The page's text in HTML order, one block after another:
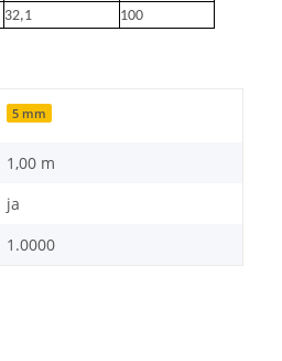
32,1 100
5 mm
1,00 m
ja
1.0000